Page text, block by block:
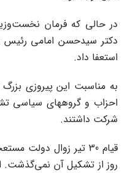
در حالی که فرمان
دکتر سیدحسن امامی
استعفا داد.
به مناسبت این پیروزی
احزاب و گروههای سیاسی
شرکت داشتند.
روز از تشکیل آن نمی‌گذشت.